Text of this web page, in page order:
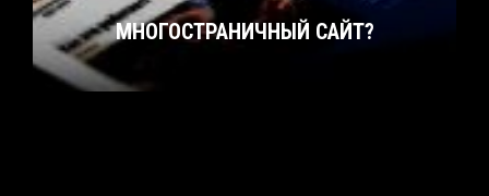
МНОГОСТРАНИЧНЫЙ САЙТ?